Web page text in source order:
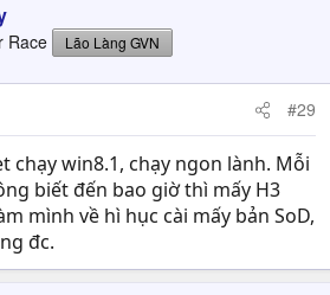
Race Lão Làng GVN
#29
chạy win8.1, chạy ngon lành. Mỗi
biết đến bao giờ thì mấy H3
mình về hì hục cài mấy bản SoD,
đc.